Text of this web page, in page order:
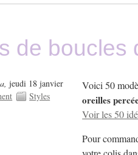
de boucles
jeudi 18 janvier
Styles
Voici 50
oreilles
Voir les 50
Pour